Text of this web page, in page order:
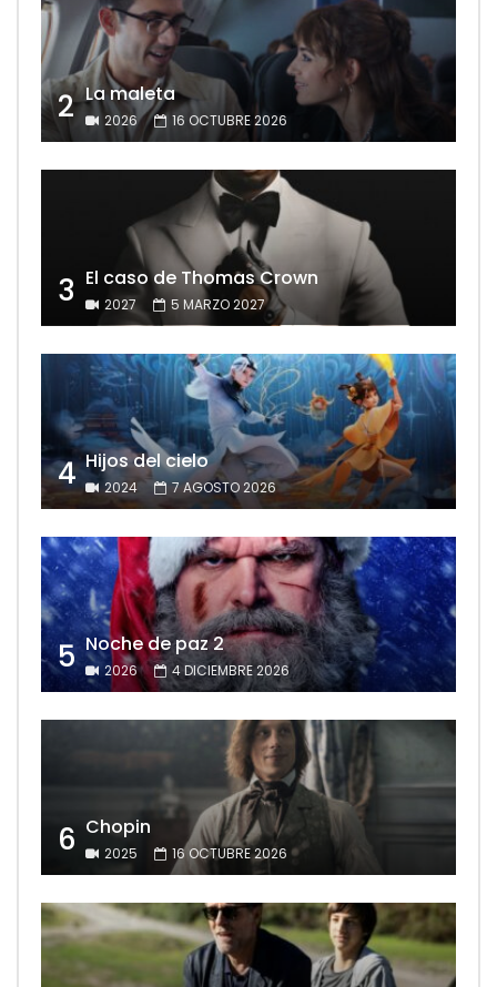
2 La maleta
2026 16 OCTUBRE 2026
3 El caso de Thomas Crown
2027 5 MARZO 2027
4 Hijos del cielo
2024 7 AGOSTO 2026
5 Noche de paz 2
2026 4 DICIEMBRE 2026
6 Chopin
2025 16 OCTUBRE 2026